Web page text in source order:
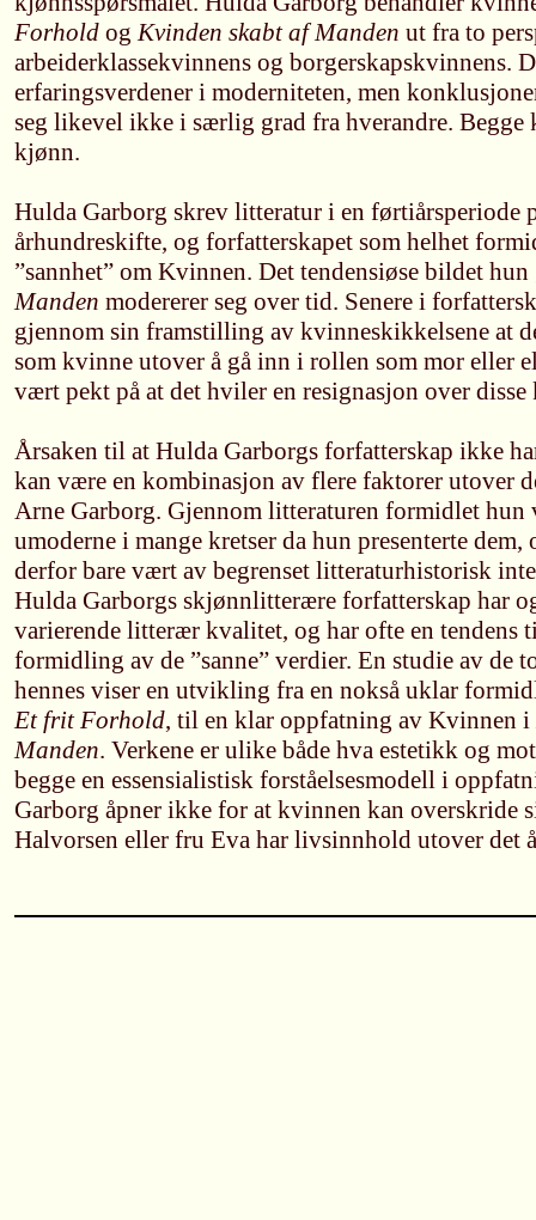
Forhold ogKvinden skabt af Manden ut fra to
arbeiderklassekvinnens og borgerskapskvinnens.
erfaringsverdener i moderniteten, men
seg likevel ikke i særlig grad fra hverandre. Begge
kjønn.
Hulda Garborg skrev litteratur i en førtiårsperiode
århundreskifte, og forfatterskapet som helhet
”sannhet” om Kvinnen. Det tendensiøse bildet
Manden modererer seg over tid. Senere i
gjennom sin framstilling av kvinneskikkelsene at
som kvinne utover å gå inn i rollen som mor eller
vært pekt på at det hviler en resignasjon over disse
Årsaken til at Hulda Garborgs forfatterskap ikke
kan være en kombinasjon av flere faktorer utover
Arne Garborg. Gjennom litteraturen formidlet hun
umoderne i mange kretser da hun presenterte
derfor bare vært av begrenset litteraturhistorisk
Hulda Garborgs skjønnlitterære forfatterskap har
varierende litterær kvalitet, og har ofte en tendens
formidling av de ”sanne” verdier. En studie av de
hennes viser en utvikling fra en nokså uklar
Et frit Forhold, til en klar oppfatning av Kvinnen i
Manden. Verkene er ulike både hva estetikk og
begge en essensialistisk forståelsesmodell i
Garborg åpner ikke for at kvinnen kan overskride
Halvorsen eller fru Eva har livsinnhold utover det